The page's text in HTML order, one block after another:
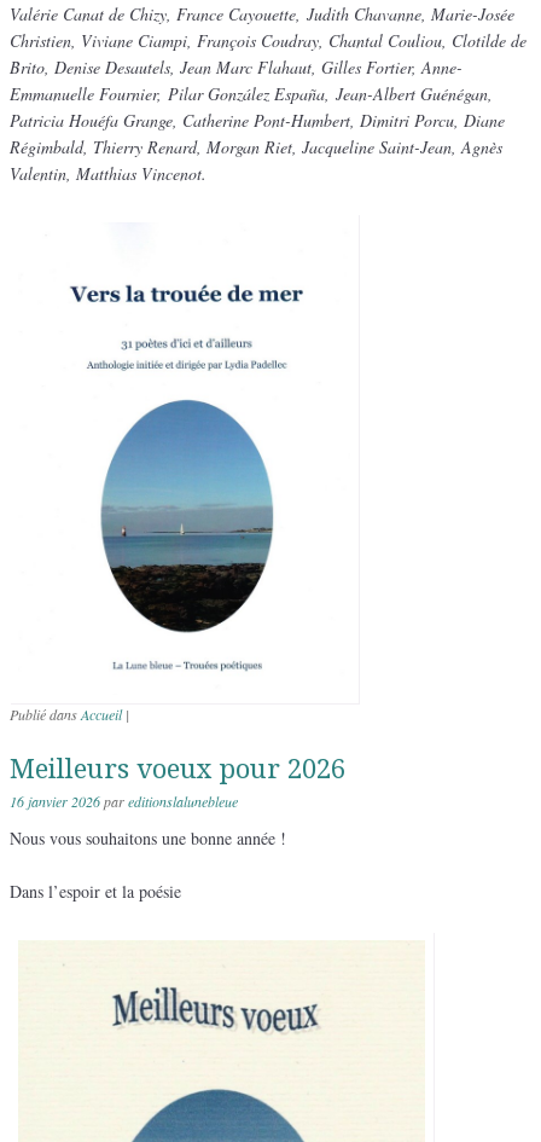
Valérie Canat de Chizy, France Cayouette, Judith Chavanne, Marie-Josée
Christien, Viviane Ciampi, François Coudray, Chantal Couliou, Clotilde de
Brito, Denise Desautels, Jean Marc Flahaut, Gilles Fortier, Anne-
Emmanuelle Fournier, Pilar González España, Jean-Albert Guénégan,
Patricia Houéfa Grange, Catherine Pont-Humbert, Dimitri Porcu, Diane
Régimbald, Thierry Renard, Morgan Riet, Jacqueline Saint-Jean, Agnès
Valentin, Matthias Vincenot.
Publié dansAccueil |
Meilleurs voeux pour 2026
16 janvier 2026pareditionslalunebleue
Nous vous souhaitons une bonne année !
Dans l’espoir et la poésie